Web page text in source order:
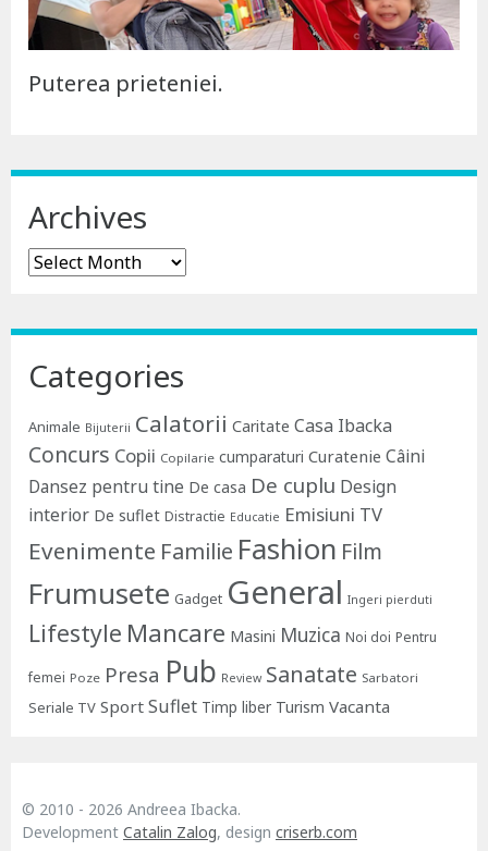
Puterea prieteniei.
Archives
Archives
Categories
Animale Bijuterii Calatorii Caritate Casa Ibacka
Concurs Copii Copilarie cumparaturi Curatenie Câini
Dansez pentru tine De casa De cuplu Design
interior De suflet Distractie Educatie Emisiuni TV
Evenimente Familie Fashion Film
Frumusete Gadget General Ingeri pierduti
Lifestyle Mancare Masini Muzica Noi doi Pentru
femei Poze Presa Pub Review Sanatate Sarbatori
Seriale TV Sport Suflet Timp liber Turism Vacanta
© 2010 - 2026 Andreea Ibacka.
Development Catalin Zalog, design criserb.com